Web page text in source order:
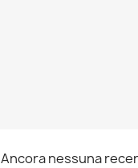
Ancora nessuna